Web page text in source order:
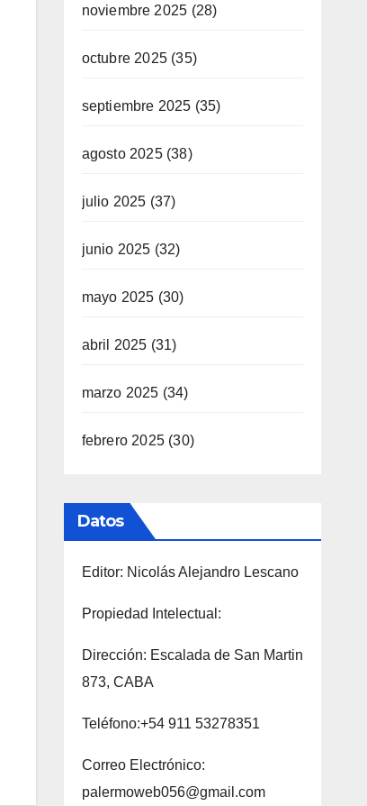
noviembre 2025 (28)
octubre 2025(35)
septiembre 2025 (35)
agosto 2025(38)
julio 2025 (37)
junio 2025 (32)
mayo 2025 (30)
abril 2025 (31)
marzo 2025 (34)
febrero 2025(30)
Datos
Editor: Nicolás Alejandro Lescano
Propiedad Intelectual:
Dirección: Escalada de San Martin
873, CABA
Teléfono:+54 911 53278351
Correo Electrónico:
palermoweb056@gmail.com